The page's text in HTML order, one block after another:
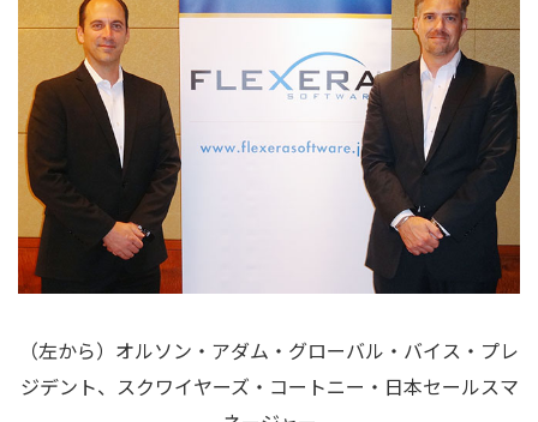
（左から）オルソン・アダム・グローバル・バイス・プレ
ジデント、スクワイヤーズ・コートニー・日本セールスマ